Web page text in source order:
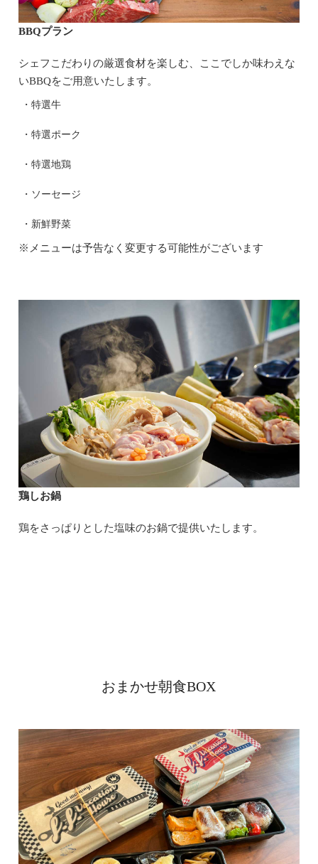
BBQプラン
シェフこだわりの厳選食材を楽しむ、ここでしか味わえな
いBBQをご用意いたします。
・特選牛
・特選ポーク
・特選地鶏
・ソーセージ
・新鮮野菜
※メニューは予告なく変更する可能性がございます
鶏しお鍋
鶏をさっぱりとした塩味のお鍋で提供いたします。
おまかせ朝食BOX